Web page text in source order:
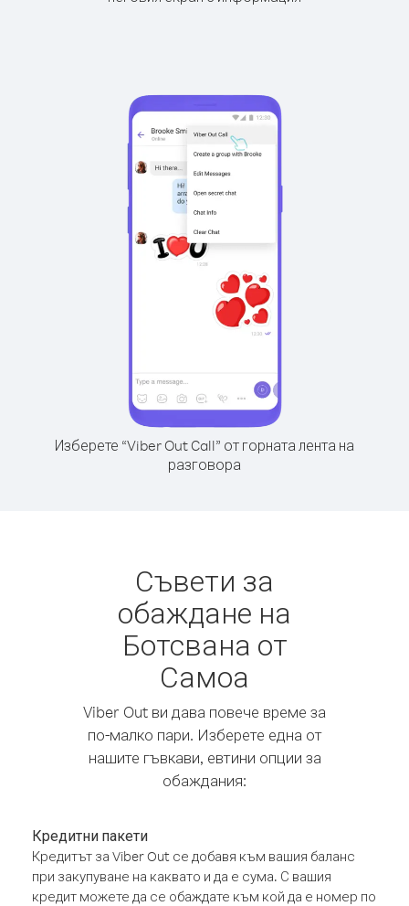
Изберете “Viber Out Call” от горната лента на
разговора
Съвети за
обаждане на
Ботсвана от
Самоа
Viber Out ви дава повече време за
по-малко пари. Изберете една от
нашите гъвкави, евтини опции за
обаждания:
Кредитни пакети
Кредитът за Viber Out се добавя към вашия баланс
при закупуване на каквато и да е сума. С вашия
кредит можете да се обаждате към кой да е номер по